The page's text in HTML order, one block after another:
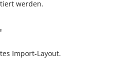
werden.
Import-Layout.
Beispiele für Regeln